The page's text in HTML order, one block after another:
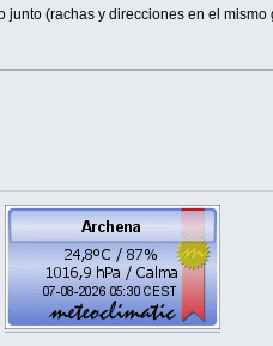
junto (rachas y direcciones en el mismo